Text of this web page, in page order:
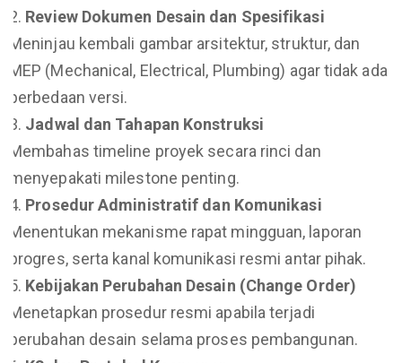
Review Dokumen Desain dan Spesifikasi
Meninjau kembali gambar arsitektur, struktur, dan
MEP (Mechanical, Electrical, Plumbing) agar tidak ada
perbedaan versi.
Jadwal dan Tahapan Konstruksi
Membahas timeline proyek secara rinci dan
menyepakati milestone penting.
Prosedur Administratif dan Komunikasi
Menentukan mekanisme rapat mingguan, laporan
progres, serta kanal komunikasi resmi antar pihak.
Kebijakan Perubahan Desain (Change Order)
Menetapkan prosedur resmi apabila terjadi
perubahan desain selama proses pembangunan.